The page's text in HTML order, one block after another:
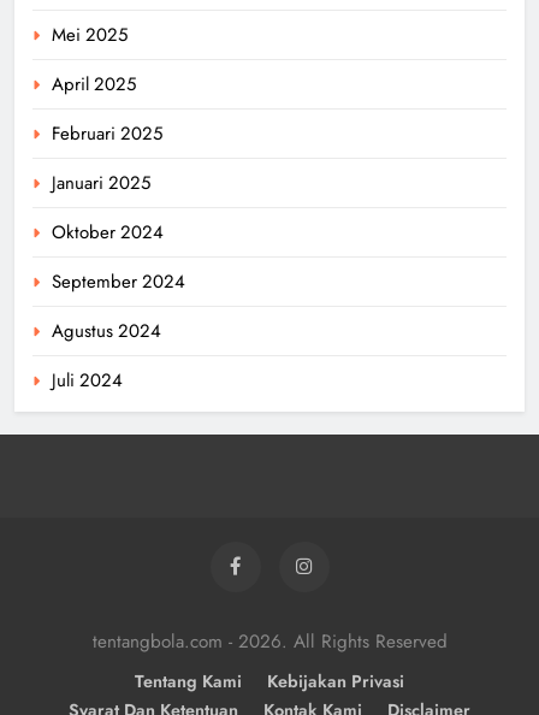
Mei 2025
April 2025
Februari 2025
Januari 2025
Oktober 2024
September 2024
Agustus 2024
Juli 2024
tentangbola.com - 2026. All Rights Reserved
Tentang Kami
Kebijakan Privasi
Syarat Dan Ketentuan
Kontak Kami Disclaimer